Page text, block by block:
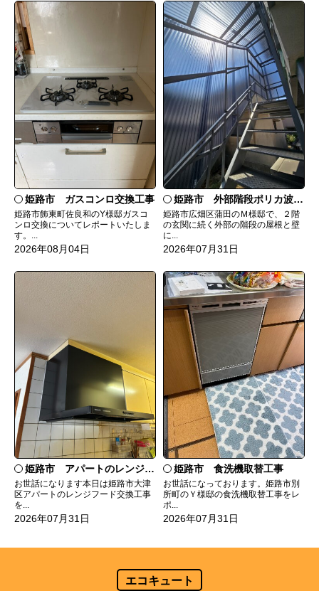
姫路市 ガスコンロ交換工事
姫路市飾東町佐良和のY様邸ガスコ
ンロ交換についてレポートいたしま
す。...
2026年08月04日
姫路市 外部階段ポリカ波板張替工事
姫路市広畑区蒲田のＭ様邸で、２階
の玄関に続く外部の階段の屋根と壁
に...
2026年07月31日
姫路市 アパートのレンジフード交換
お世話になります本日は姫路市大津
区アパートのレンジフード交換工事
を...
2026年07月31日
姫路市 食洗機取替工事
お世話になっております。姫路市別
所町のＹ様邸の食洗機取替工事をレ
ポ...
2026年07月31日
エコキュート